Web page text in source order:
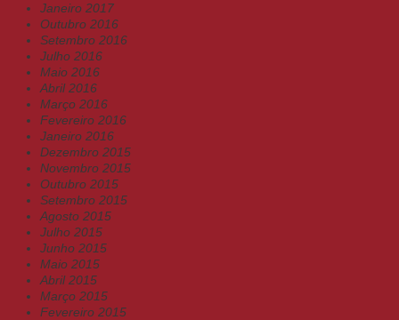
Janeiro 2017
Outubro 2016
Setembro 2016
Julho 2016
Maio 2016
Abril 2016
Março 2016
Fevereiro 2016
Janeiro 2016
Dezembro 2015
Novembro 2015
Outubro 2015
Setembro 2015
Agosto 2015
Julho 2015
Junho 2015
Maio 2015
Abril 2015
Março 2015
Fevereiro 2015